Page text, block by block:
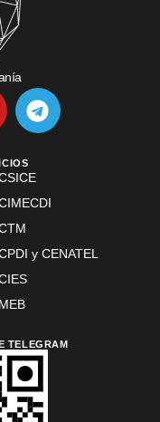
y CENATEL
MEB
TELEGRAM